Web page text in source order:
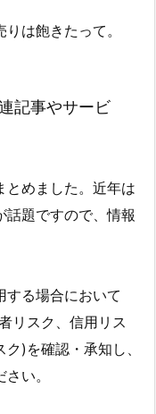
は飽きたって。
記事やサービ
とめました。近年は
話題ですので、情報
する場合において
リスク、信用リス
)を確認・承知し、
い。